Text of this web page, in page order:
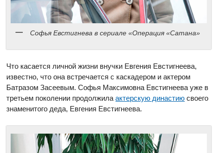
Софья Евстигнева в сериале «Операция «Сатана»
Что касается личной жизни внучки Евгения Евстигнеева,
известно, что она встречается с каскадером и актером
Батразом Засеевым. Софья Максимовна Евстигнеева уже в
третьем поколении продолжилаактерскую династию своего
знаменитого деда, Евгения Евстигнеева.